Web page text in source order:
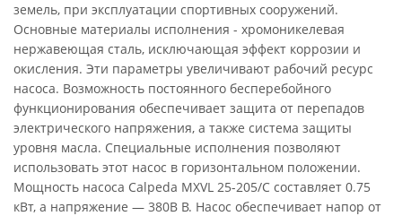
земель, при эксплуатации спортивных сооружений.
Основные материалы исполнения - хромоникелевая
нержавеющая сталь, исключающая эффект коррозии и
окисления. Эти параметры увеличивают рабочий ресурс
насоса. Возможность постоянного бесперебойного
функционирования обеспечивает защита от перепадов
электрического напряжения, а также система защиты
уровня масла. Специальные исполнения позволяют
использовать этот насос в горизонтальном положении.
Мощность насоса Calpeda MXVL 25-205/C составляет 0.75
кВт, а напряжение — 380В В. Насос обеспечивает напор от